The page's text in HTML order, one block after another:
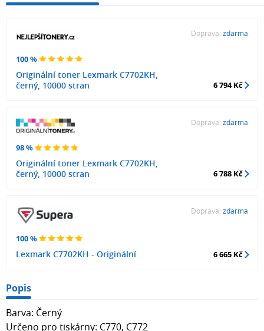
100 %
Originální toner Lexmark C7702KH,
černý, 10000 stran
Doprava: zdarma
6 794 Kč
98 %
Originální toner Lexmark C7702KH,
černý, 10000 stran
Doprava: zdarma
6 788 Kč
100 %
Lexmark C7702KH - Originální
Doprava: zdarma
6 665 Kč
Popis
Barva: Černý
Určeno pro tiskárny: C770, C772